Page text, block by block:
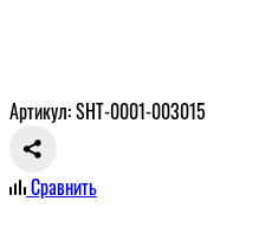
Артикул: SHT-0001-003015
Сравнить